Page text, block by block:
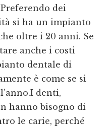
dei
si ha un impianto
oltre i 20 anni. Se
anche i costi
dentale di
è come se si
denti,
hanno bisogno di
le carie, perché